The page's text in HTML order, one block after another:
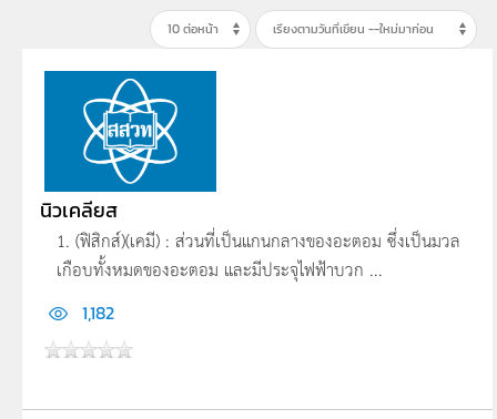
นิวเคลียส
1. (ฟิสิกส์)(เคมี) : ส่วนที่เป็นแกนกลางของอะตอม ซึ่งเป็นมวล
เกือบทั้งหมดของอะตอม และมีประจุไฟฟ้าบวก ...
1,182